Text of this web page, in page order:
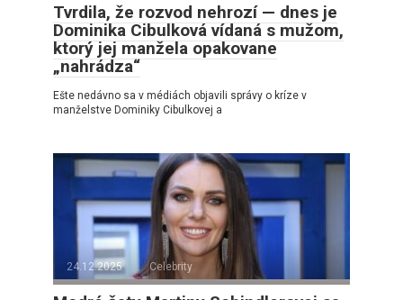
Tvrdila, že rozvod nehrozí — dnes je
Dominika Cibulková vídaná s mužom,
ktorý jej manžela opakovane
„nahrádza“
Ešte nedávno sa v médiách objavili správy o kríze v
manželstve Dominiky Cibulkovej a
24.12.2025 Celebrity